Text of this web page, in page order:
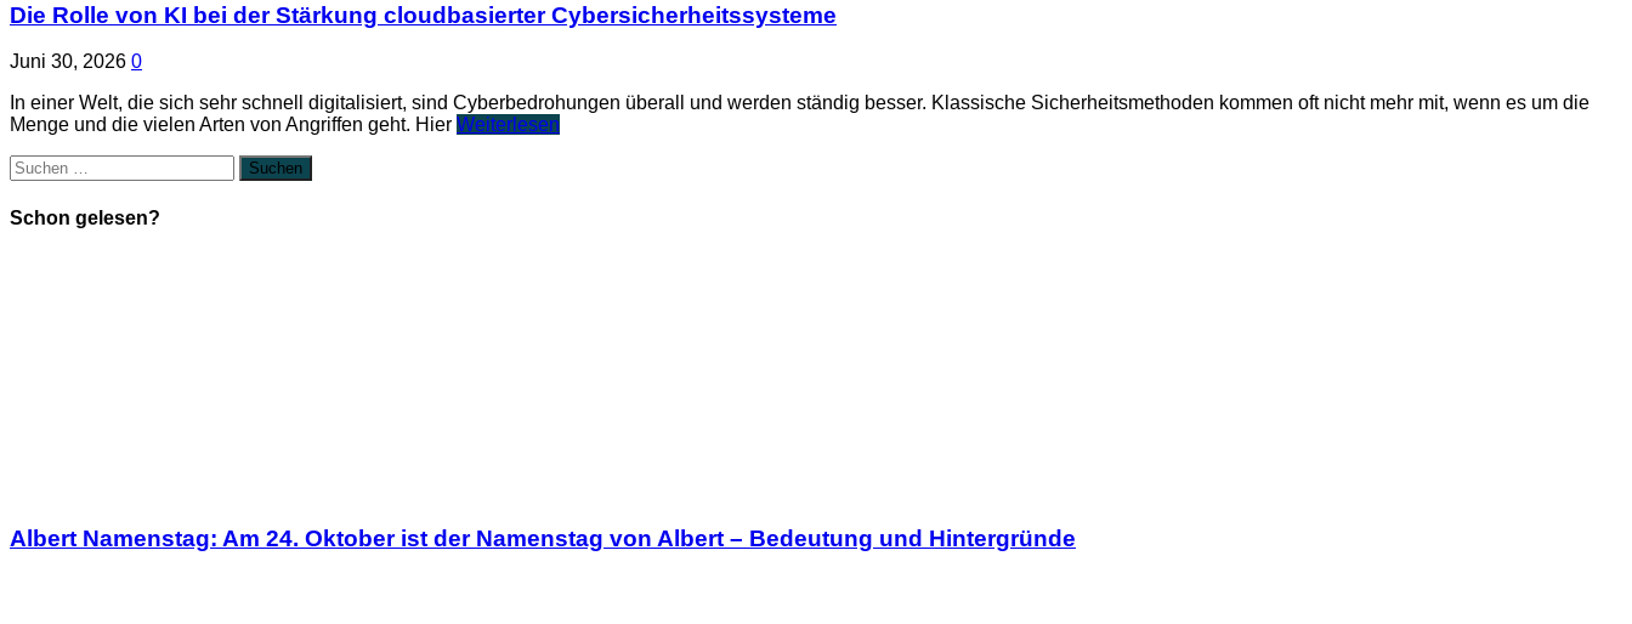
Die Rolle von KI bei der Stärkung cloudbasierter Cybersicherheitssysteme
Juni 30, 2026 0
In einer Welt, die sich sehr schnell digitalisiert, sind Cyberbedrohungen überall und werden ständig besser. Klassische Sicherheitsmethoden kommen oft nicht mehr mit, wenn es um die
Menge und die vielen Arten von Angriffen geht. Hier Weiterlesen
Suchen
nach:
Schon gelesen?
Albert Namenstag: Am 24. Oktober ist der Namenstag von Albert – Bedeutung und Hintergründe